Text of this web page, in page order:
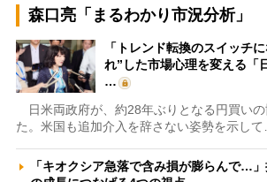
森口亮「まるわかり市況分析」
「トレンド転換のスイッチ
れ”した市場心理を変える「
…
日米両政府が、約28年ぶりとなる円買いの
た。米国も追加介入を辞さない姿勢を示して
「キオクシア急落で含み損が膨らんで…